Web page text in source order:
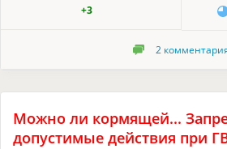
+3
2
Можно ли кормящей...
допустимые действия при